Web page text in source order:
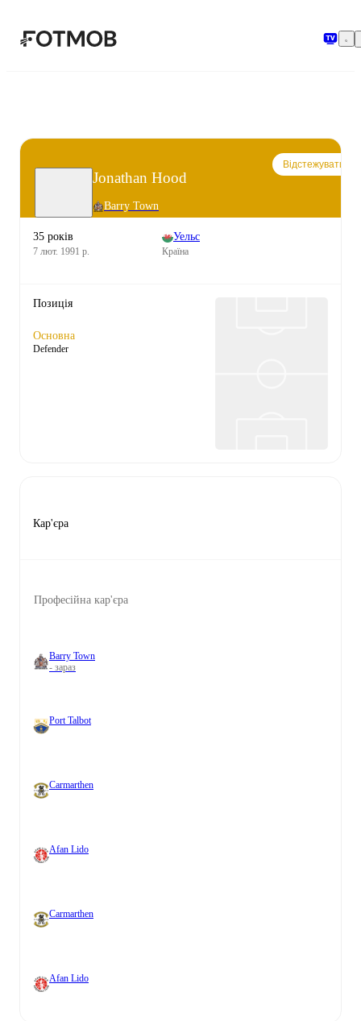
Jonathan Hood
Barry Town
Відстежувати
35 років
7 лют. 1991 р.
Уельс
Країна
Позиція
Основна
Defender
Кар'єра
Професійна кар'єра
Barry Town
- зараз
Port Talbot
Carmarthen
Afan Lido
Carmarthen
Afan Lido